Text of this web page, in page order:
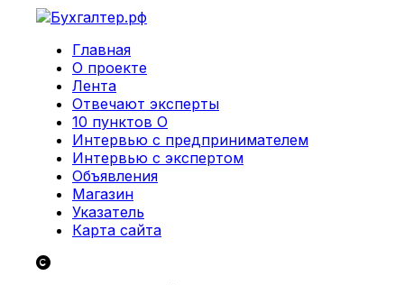
Главная
О проекте
Лента
Отвечают эксперты
10 пунктов О
Интервью с предпринимателем
Интервью с экспертом
Объявления
Магазин
Указатель
Карта сайта